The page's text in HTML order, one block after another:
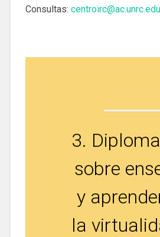
Consultas:
3.
sobre
y
la